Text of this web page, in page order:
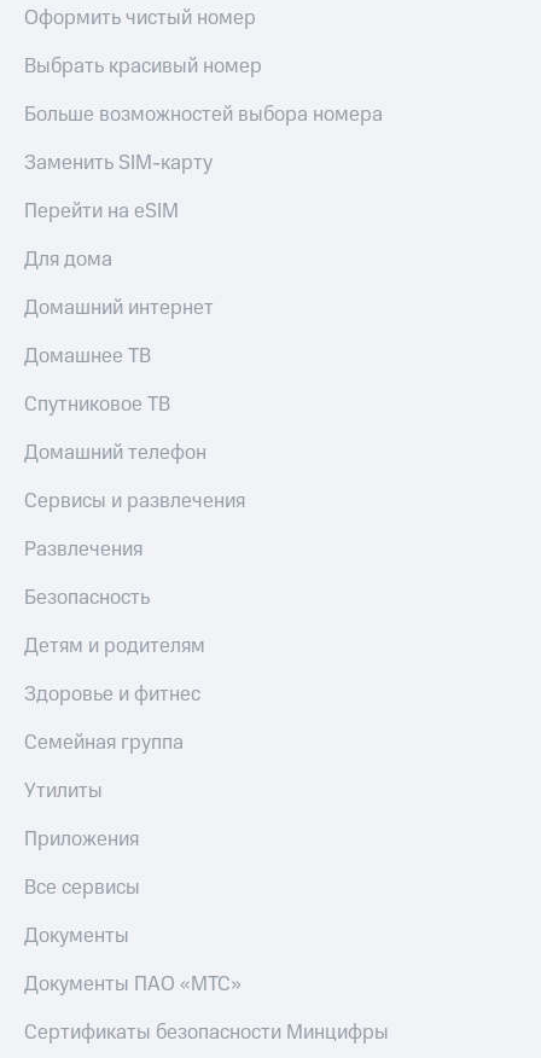
Оформить чистый номер
Выбрать красивый номер
Больше возможностей выбора номера
Заменить SIM-карту
Перейти на eSIM
Для дома
Домашний интернет
Домашнее ТВ
Спутниковое ТВ
Домашний телефон
Сервисы и развлечения
Развлечения
Безопасность
Детям и родителям
Здоровье и фитнес
Семейная группа
Утилиты
Приложения
Все сервисы
Документы
Документы ПАО «МТС»
Сертификаты безопасности Минцифры